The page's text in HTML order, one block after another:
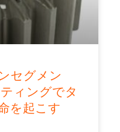
セグメン
ィングでタ
を起こす